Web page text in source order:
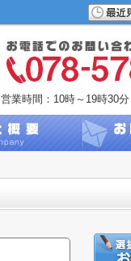
営業時間：10時～19時30分